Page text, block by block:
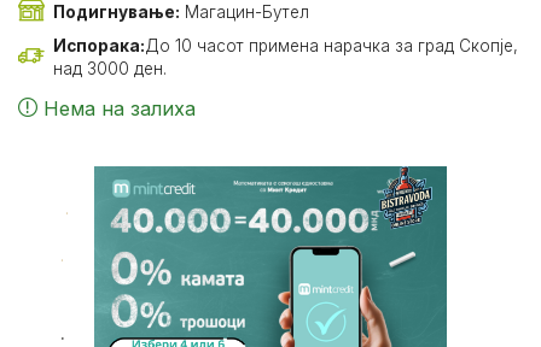
Подигнување: Магацин-Бутел
Испорака:До 10 часот примена нарачка за град Скопје,
над 3000 ден.
Нема на залиха
.
.
.